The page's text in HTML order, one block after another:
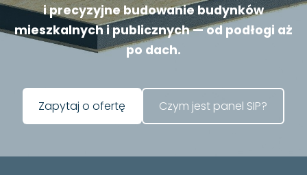
i precyzyjne budowanie budynków
mieszkalnych i publicznych — od podłogi aż
po dach.
​Zapytaj o ofertę​ ​Czym jest panel SIP?​